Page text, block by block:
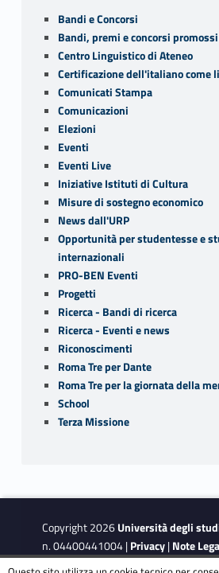
Sidebar
Bandi e Concorsi
Bandi, premi e concorsi
Centro Linguistico di Ateneo
Certificazione dell'italiano come
Comunicati Stampa
Comunicazioni
Elezioni
Eventi
Eventi Live
Iniziative Istituti di Cultura
Misure di sostegno economico
News dall'URP
Opportunità per studentesse e
internazionali
PRO-BEN Eventi
Progetti
Ricerca - Bandi di ricerca
Ricerca - Eventi e news
Riconoscimenti
Roma Tre per Dante
Roma Tre per la giornata della
School
Terza Missione
Copyright 2026Università degli
n. 04400441004 |Privacy|Note
Obiettivi di accessibilità|